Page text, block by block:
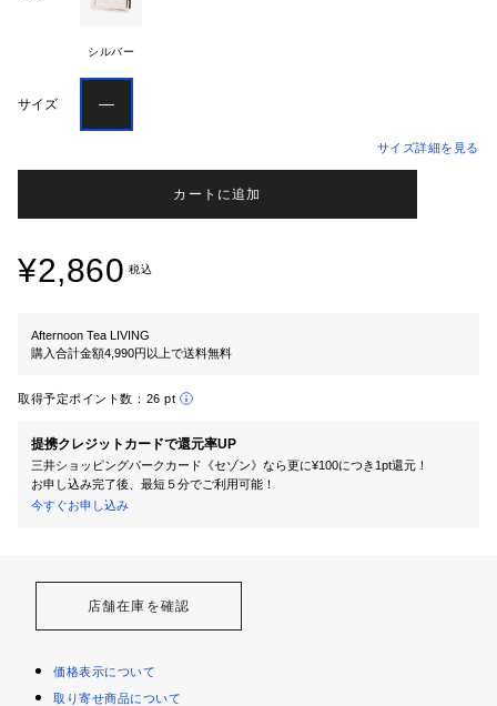
シルバー
サイズ ―
サイズ詳細を見る
カートに追加
¥2,860 税込
Afternoon Tea LIVING
購入合計金額4,990円以上で送料無料
取得予定ポイント数： 26 pt
提携クレジットカードで還元率UP
三井ショッピングパークカード《セゾン》なら更に¥100につき1pt還元！
お申し込み完了後、最短５分でご利用可能！
今すぐお申し込み
店舗在庫を確認
価格表示について
取り寄せ商品について